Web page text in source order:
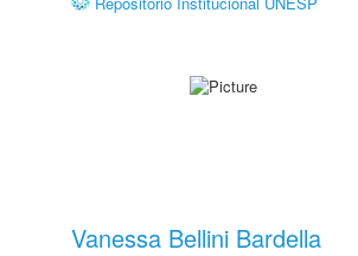
Vanessa Bellini Bardella